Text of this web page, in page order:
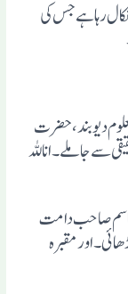
رہا ہے جس کی
دیوبند، حضرت
کو اپنے مالک حقیقی سے جاملے۔انا للہ
ابو القاسم صاحب دامت
اور مقبرہ